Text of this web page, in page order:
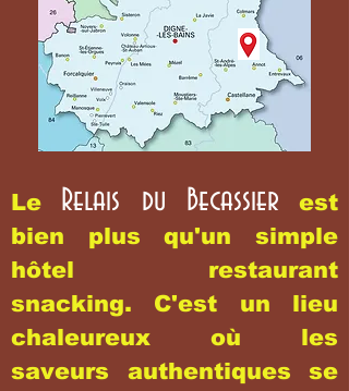
Le Relais du Becassier est
bien plus qu'un simple
hôtel restaurant
snacking. C'est un lieu
chaleureux où les
saveurs authentiques se